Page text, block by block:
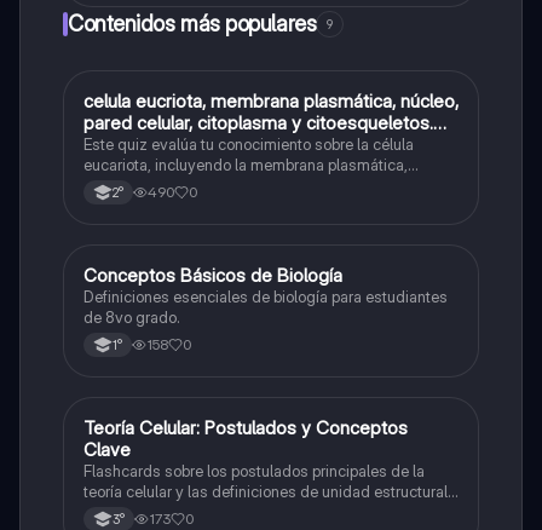
Contenidos más populares 9
CBiología
celula eucriota, membrana plasmática, núcleo,
pared celular, citoplasma y citoesqueletos.
nombre se las partes de la celula eucariota
Este quiz evalúa tu conocimiento sobre la célula
eucariota, incluyendo la membrana plasmática,
núcleo, pared celular, citoplasma y citoesqueleto.
2° 490 0
CBiología
Conceptos Básicos de Biología
Definiciones esenciales de biología para estudiantes
de 8vo grado.
1° 158 0
TBiología
Teoría Celular: Postulados y Conceptos
Clave
Flashcards sobre los postulados principales de la
teoría celular y las definiciones de unidad estructural
y funcional.
3° 173 0